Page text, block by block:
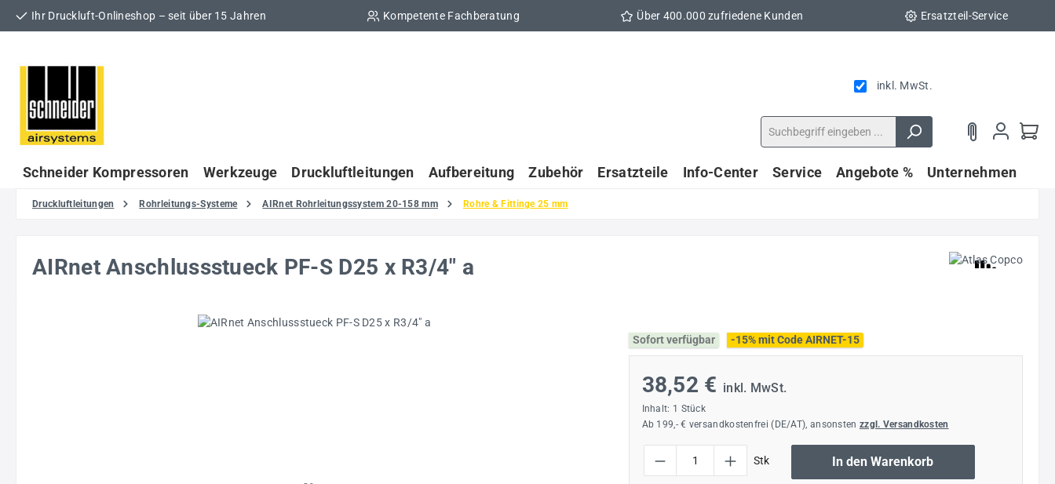
Hauptinhalt springen
Zur Suche springen
Zur Hauptnavigation springen
Ihr Druckluft-Onlineshop – seit über 15 Jahren Kompetente Fachberatung Über 400.000 zufriedene Kunden Ersatzteil-Service
inkl. MwSt.
Schneider Kompressoren Werkzeuge Druckluftleitungen Aufbereitung Zubehör Ersatzteile Info-Center Service Angebote % Unternehmen
Druckluftleitungen Rohrleitungs-Systeme AIRnet Rohrleitungssystem 20-158 mm Rohre & Fittinge 25 mm
AIRnet Anschlussstueck PF-S D25 x R3/4" a
Sofort verfügbar
-15% mit Code AIRNET-15
38,52 € inkl. MwSt.
Inhalt: 1 Stück
Ab 199,- € versandkostenfrei (DE/AT), ansonsten zzgl. Versandkosten
Stk In den Warenkorb